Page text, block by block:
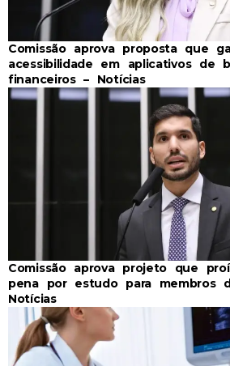
Comissão aprova proposta que
acessibilidade em aplicativos de
financeiros – Notícias
Comissão aprova projeto que
pena por estudo para membros
Notícias